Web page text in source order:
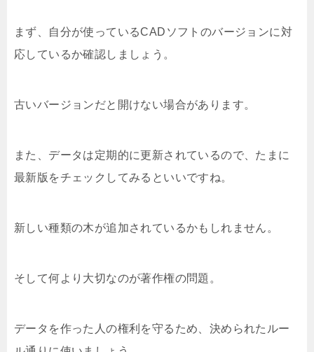
まず、自分が使っているCADソフトのバージョンに対
応しているか確認しましょう。
古いバージョンだと開けない場合があります。
また、データは定期的に更新されているので、たまに
最新版をチェックしてみるといいですね。
新しい種類の木が追加されているかもしれません。
そして何より大切なのが著作権の問題。
データを作った人の権利を守るため、決められたルー